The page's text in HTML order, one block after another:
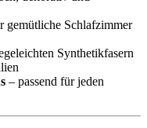
gemütliche Schlafzimmer
Synthetikfasern
– passend für jeden